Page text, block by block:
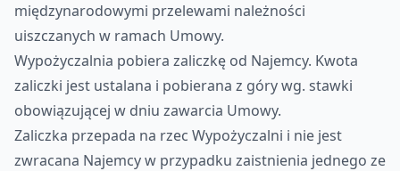
międzynarodowymi przelewami należności
uiszczanych w ramach Umowy.
Wypożyczalnia pobiera zaliczkę od Najemcy. Kwota
zaliczki jest ustalana i pobierana z góry wg. stawki
obowiązującej w dniu zawarcia Umowy.
Zaliczka przepada na rzec Wypożyczalni i nie jest
zwracana Najemcy w przypadku zaistnienia jednego ze